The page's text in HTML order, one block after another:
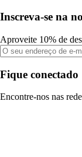
Inscreva-se na
Aproveite 10% de
Fique conectado
Encontre-nos nas